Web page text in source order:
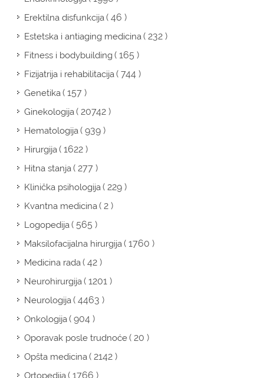
Erektilna disfunkcija( 46 )
Estetska i antiaging medicina( 232 )
Fitness i bodybuilding( 165 )
Fizijatrija i rehabilitacija( 744 )
Genetika( 157 )
Ginekologija( 20742 )
Hematologija( 939 )
Hirurgija( 1622 )
Hitna stanja( 277 )
Klinička psihologija( 229 )
Kvantna medicina( 2 )
Logopedija( 565 )
Maksilofacijalna hirurgija( 1760 )
Medicina rada( 42 )
Neurohirurgija( 1201 )
Neurologija( 4463 )
Onkologija( 904 )
Oporavak posle trudnoće( 20 )
Opšta medicina( 2142 )
Ortopedija( 1766 )